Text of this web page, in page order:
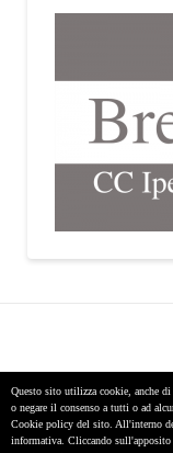
Privacy & Cookie
GISCAL S.r.l. sede
Questo sito utilizza cookie, anche
o negare il consenso a tutti o ad
Cookie policy del sito . All'interno
informativa. Cliccando sull'apposito